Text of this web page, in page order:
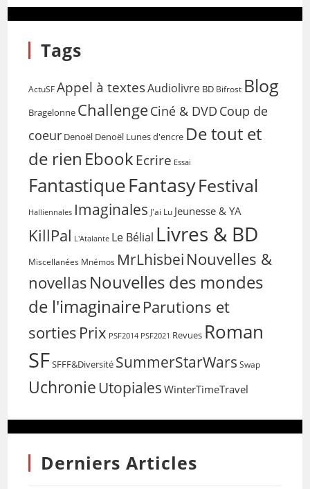
Tags
ActuSF Appel à textesAudiolivre BD Bifrost Blog
Bragelonne ChallengeCiné & DVD Coup de
coeur Denoël Denoël Lunes d'encre De tout et
de rien EbookEcrire Essai
FantastiqueFantasyFestival
Halliennales Imaginales J'ai Lu Jeunesse & YA
KillPal L'Atalante Le Bélial Livres & BD
Miscellanées Mnémos MrLhisbei Nouvelles &
novellas Nouvelles des mondes
de l'imaginaireParutions et
sorties Prix PSF2014 PSF2021 Revues Roman
SFSFFF&Diversité SummerStarWars Swap
Uchronie Utopiales WinterTimeTravel
Derniers Articles